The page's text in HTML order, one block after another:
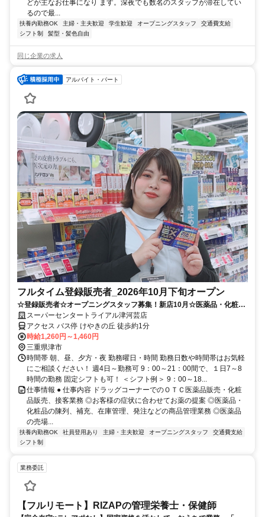
どが主なお仕事になり ます。深夜でも数名のスタッフが滞在してい
るので最...
扶養内勤務OK 主婦・主夫歓迎 学生歓迎 オープニングスタッフ
交通費支給
シフト制
髪型・髪色自由
同じ企業の求人
アルバイト・パート
フルタイム登録販売者_2026年10月下旬オープン
☆登録販売者☆オープニングスタッフ募集！新店10月☆医薬品・化粧品
販売♪※要 登録販売者資格
スーパーセンタートライアル津河芸店
アクセス バス停 けやきの丘 徒歩約1分
時給1,260円～1,460円
三重県津市
時間帯 朝、昼、夕方・夜 勤務曜日・時間 勤務日数や時間帯はお気軽
にご相談ください！ 週4日～勤務可 9：00～21：00間で、１日7～8
時間の勤務 固定シフトも可！ ＜シフト例＞ 9：00～18...
仕事情報 ● 仕事内容 ドラッグコーナーでのＯＴＣ医薬品販売・化粧
品販売、接客業務 ◎お客様の症状に合わせてお薬の提案 ◎医薬品・
化粧品の陳列、補充、在庫管理、発注などの商品管理業務 ◎医薬品
の売場...
扶養内勤務OK 社員登用あり 主婦・主夫歓迎 オープニングスタッフ
交通費支給
シフト制
業務委託
【フルリモート】RIZAPの管理栄養士・保健師